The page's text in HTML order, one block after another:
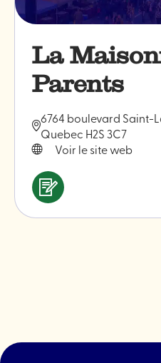
La
Parents
6764 boulevard Saint-
Quebec H2S 3C7
Voir le site web
Services